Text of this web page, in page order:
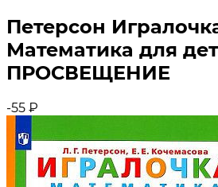
Петерсон
Математика для
ПРОСВЕЩЕНИЕ
-55 ₽